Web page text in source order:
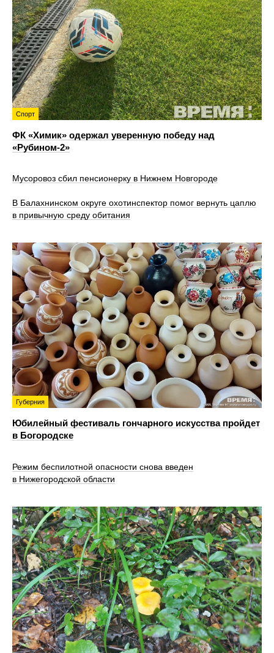
Спорт
ФК «Химик» одержал уверенную победу над
«Рубином‑2»
Мусоровоз сбил пенсионерку в Нижнем Новгороде
В Балахнинском округе охотинспектор помог вернуть цаплю
в привычную среду обитания
Губерния
Юбилейный фестиваль гончарного искусства пройдет
в Богородске
Режим беспилотной опасности снова введен
в Нижегородской области